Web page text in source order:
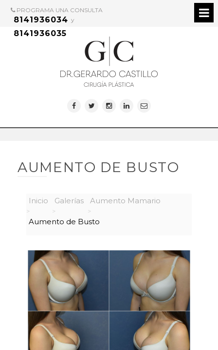
PROGRAMA UNA CONSULTA
8141936034 y
8141936035
AUMENTO DE BUSTO
Inicio Galerías Aumento Mamario
Aumento de Busto